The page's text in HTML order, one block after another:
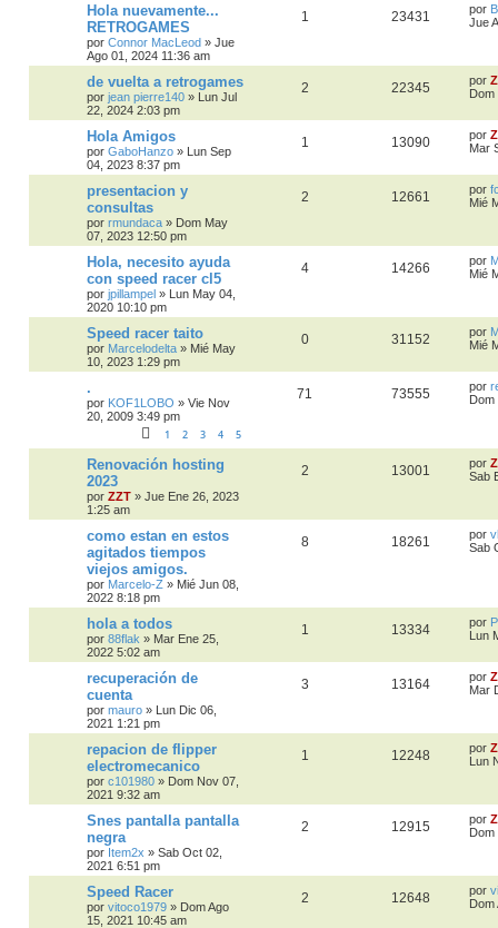
Hola nuevamente...
RETROGAMES
por Connor MacLeod » Jue
Ago 01, 2024 11:36 am
1 23431 por
Jue
de vuelta a retrogames
por jean pierre140 » Lun Jul
22, 2024 2:03 pm
2 22345 por
Dom
Hola Amigos
por GaboHanzo » Lun Sep
04, 2023 8:37 pm
1 13090 por
Mar
presentacion y
consultas
por rmundaca » Dom May
07, 2023 12:50 pm
2 12661 por
Mié
Hola, necesito ayuda
con speed racer cl5
por jpillampel » Lun May 04,
2020 10:10 pm
4 14266 por
Mié
Speed racer taito
por Marcelodelta » Mié May
10, 2023 1:29 pm
0 31152 por
Mié
.
por KOF1LOBO » Vie Nov
20, 2009 3:49 pm
1 2 3 4 5
71 73555 por
Dom
Renovación hosting
2023
por ZZT » Jue Ene 26, 2023
1:25 am
2 13001 por
Sab
como estan en estos
agitados tiempos
viejos amigos.
por Marcelo-Z » Mié Jun 08,
2022 8:18 pm
8 18261 por
Sab
hola a todos
por 88flak » Mar Ene 25,
2022 5:02 am
1 13334 por
Lun
recuperación de
cuenta
por mauro »
Lun Dic 06,
2021 1:21 pm
3 13164 por
Mar
repacion de flipper
electromecanico
por c101980 » Dom Nov 07,
2021 9:32 am
1 12248 por
Lun
Snes pantalla pantalla
negra
por Item2x » Sab Oct 02,
2021 6:51 pm
2 12915 por
Speed Racer
por vitoco1979 » Dom Ago
15, 2021 10:45 am
2 12648 por